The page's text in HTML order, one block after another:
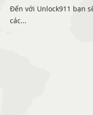
Unlock - Nạp Tiếng
G955F Khoá FPT Knox -